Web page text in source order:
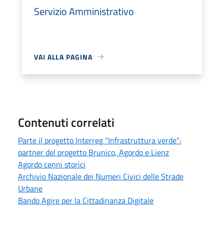
Servizio Amministrativo
VAI ALLA PAGINA
Contenuti correlati
Parte il progetto Interreg “Infrastruttura verde”:
partner del progetto Brunico, Agordo e Lienz
Agordo cenni storici
Archivio Nazionale dei Numeri Civici delle Strade
Urbane
Bando Agire per la Cittadinanza Digitale